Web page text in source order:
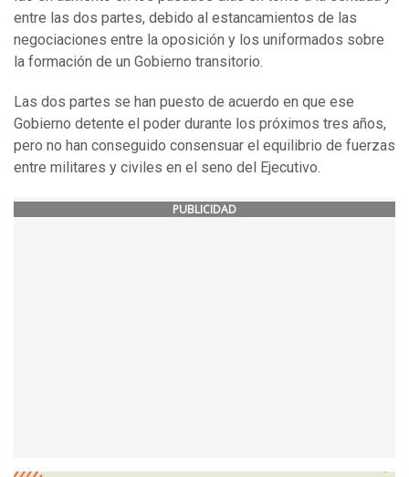
entre las dos partes, debido al estancamientos de las
negociaciones entre la oposición y los uniformados sobre
la formación de un Gobierno transitorio.
Las dos partes se han puesto de acuerdo en que ese
Gobierno detente el poder durante los próximos tres años,
pero no han conseguido consensuar el equilibrio de fuerzas
entre militares y civiles en el seno del Ejecutivo.
PUBLICIDAD